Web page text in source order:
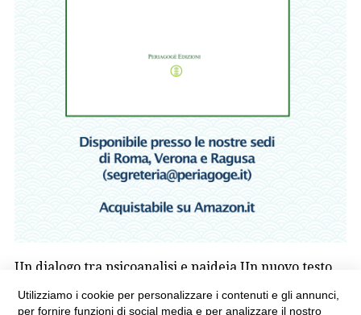
Un dialogo tra psicoanalisi e paideia Un nuovo testo
Utilizziamo i cookie per personalizzare i contenuti e gli annunci,
per fornire funzioni di social media e per analizzare il nostro